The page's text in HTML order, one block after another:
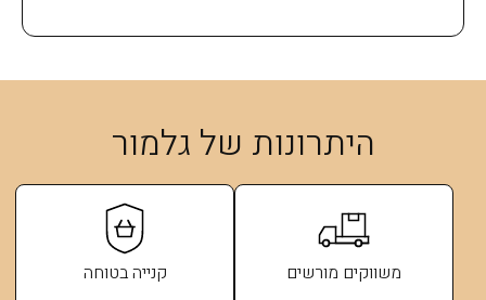
היתרונות של גלמור
משווקים מורשים קנייה בטוחה